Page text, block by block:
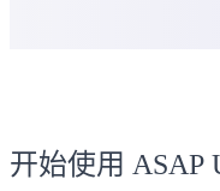
开始使用 ASAP